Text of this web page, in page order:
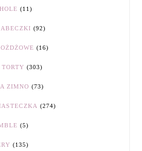
(11)
(92)
(16)
(303)
ZIMNO (73)
(274)
(5)
(135)